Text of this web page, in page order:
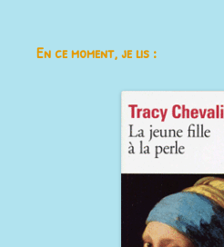
En ce moment, je lis :